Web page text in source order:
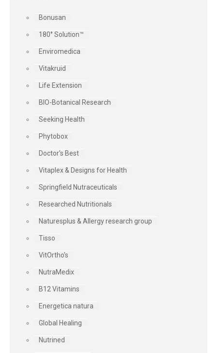
Bonusan
180° Solution™
Enviromedica
Vitakruid
Life Extension
BIO-Botanical Research
Seeking Health
Phytobox
Doctor's Best
Vitaplex & Designs for Health
Springfield Nutraceuticals
Researched Nutritionals
Naturesplus & Allergy research group
Tisso
VitOrtho's
NutraMedix
B12 Vitamins
Energetica natura
Global Healing
Nutrined